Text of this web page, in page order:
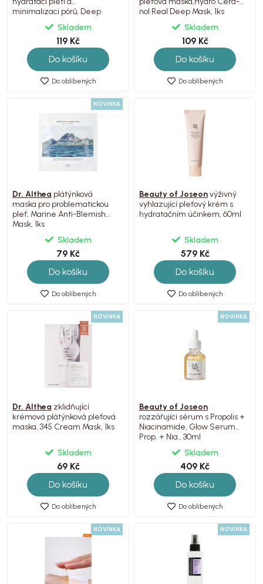
minimalizaci pórů, Deep
Skladem
119 Kč
Do košíku
Do oblíbených
nol Real Deep Mask, 1ks
Skladem
109 Kč
Do košíku
Do oblíbených
NOVINKA
Dr. Althea plátýnková
maska pro problematickou
pleť, Marine Anti-Blemish
Mask, 1ks
Skladem
79 Kč
Do košíku
Do oblíbených
Beauty of Joseonvýživný
vyhlazující pleťový krém s
hydratačním účinkem, 60ml
Skladem
579 Kč
Do košíku
Do oblíbených
NOVINKA
Dr. Althea zklidňující
krémová plátýnková pleťová
maska, 345 Cream Mask, 1ks
Skladem
69 Kč
Do košíku
Do oblíbených
NOVINKA
Beauty of Joseon
rozzářujíci sérum s Propolis +
Niacinamide, Glow Serum
Prop. + Nia., 30ml
Skladem
409 Kč
Do košíku
Do oblíbených
NOVINKA NOVINKA